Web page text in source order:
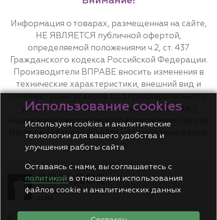
Информация о товарах, размещенная на сайте,
НЕ ЯВЛЯЕТСЯ публичной офертой,
определяемой положениями ч.2, ст. 437
Гражданского кодекса Российской Федерации.
Производители ВПРАВЕ вносить изменения в
технические характеристики, внешний вид и
уведомления. Уточняйте характеристики у
наших менеджеров перед оформлением заказа.
Наличие товара уточняйте у вашего менеджера.
Использование cookies
Используем cookies и аналитические
технологии для вашего удобства и
улучшения работы сайта
Оставаясь с нами, вы соглашаетесь с
политикой в отношении использования
файлов cookie и аналитических данных